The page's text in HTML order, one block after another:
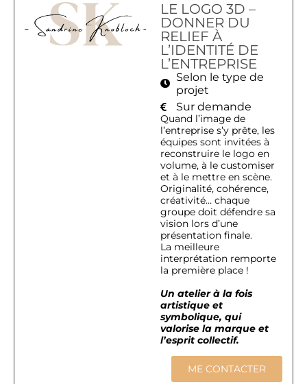
LE LOGO 3D –
DONNER DU
RELIEF À
L’IDENTITÉ DE
L’ENTREPRISE
Selon le type de
projet
Sur demande
Quand l’image de
l’entreprise s’y prête, les
équipes sont invitées à
reconstruire le logo en
volume, à le customiser
et à le mettre en scène.
Originalité, cohérence,
créativité… chaque
groupe doit défendre sa
vision lors d’une
présentation finale.
La meilleure
interprétation remporte
la première place !
Un atelier à la fois
artistique et
symbolique, qui
valorise la marque et
l’esprit collectif.
ME CONTACTER